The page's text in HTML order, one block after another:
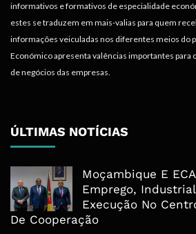
informativos e formativos de especialidade
estes se traduzem em mais-valias para quem
informações veiculadas nos diferentes meios do
Económico apresenta valências importantes para
de negócios das empresas.
ÚLTIMAS NOTÍCIAS
Moçambique E
Emprego,
Execução No
De Cooperação